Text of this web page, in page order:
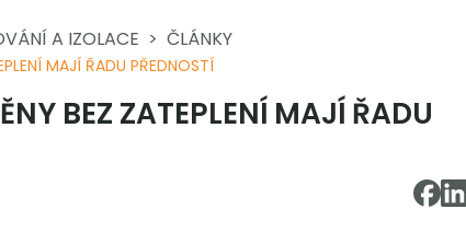
A IZOLACE ČLÁNKY
MAJÍ ŘADU PŘEDNOSTÍ
BEZ ZATEPLENÍ MAJÍ ŘADU